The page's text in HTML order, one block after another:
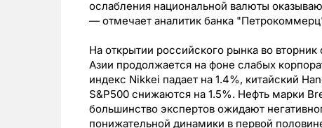
ослабления национальной валюты
— отмечает аналитик банка
На открытии российского рынка во
Азии продолжается на фоне слабых
индекс Nikkei падает на 1.4%, китайский
S&P500 снижаются на 1.5%. Нефть марки
большинство экспертов ожидают
понижательной динамики в первой